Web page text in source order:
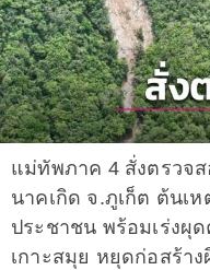
แม่ทัพภาค 4 สั่งตรวจ
นาคเกิด จ.ภูเก็ต ต้นเ
ประชาชน พร้อมเร่งผุ
เกาะสมุย หยุดก่อสร้า